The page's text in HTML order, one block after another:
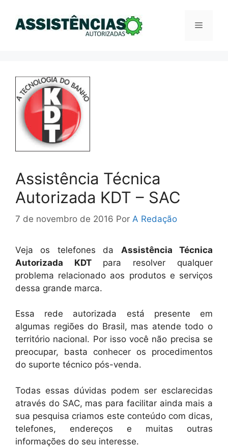
Menu
Assistência Técnica
Autorizada KDT – SAC
7 de novembro de 2016 Por A Redação
Veja os telefones da Assistência Técnica
Autorizada KDT para resolver qualquer
problema relacionado aos produtos e serviços
dessa grande marca.
Essa rede autorizada está presente em
algumas regiões do Brasil, mas atende todo o
território nacional. Por isso você não precisa se
preocupar, basta conhecer os procedimentos
do suporte técnico pós-venda.
Todas essas dúvidas podem ser esclarecidas
através do SAC, mas para facilitar ainda mais a
sua pesquisa criamos este conteúdo com dicas,
telefones, endereços e muitas outras
informações do seu interesse.